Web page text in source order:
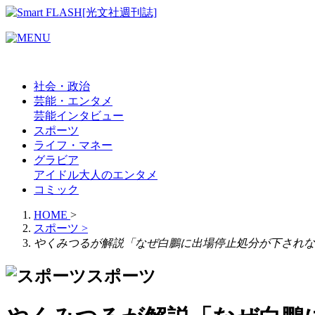
社会・政治
芸能・エンタメ
芸能インタビュー
スポーツ
ライフ・マネー
グラビア
アイドル大人のエンタメ
コミック
HOME >
スポーツ >
やくみつるが解説「なぜ白鵬に出場停止処分が下され
スポーツ